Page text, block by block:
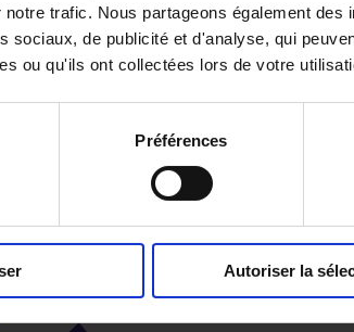
trafic. Nous partageons également
sociaux, de publicité et d'analyse, qui
ou qu'ils ont collectées lors de votre
Préférences
Autoriser la